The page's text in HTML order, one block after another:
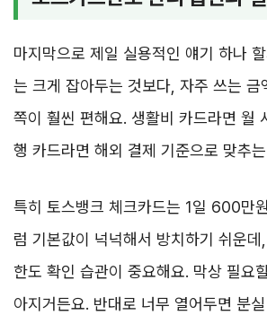
마지막으로 제일 실용적인 얘기 하나
는 크게 잡아두는 것보다, 자주 쓰는 금
쪽이 훨씬 편해요. 생활비 카드라면 월
행 카드라면 해외 결제 기준으로 맞추
특히 토스뱅크 체크카드는 1일 600만
럼 기본값이 넉넉해서 방치하기 쉬운
한도 확인 습관이 중요해요. 막상 필요
아지거든요. 반대로 너무 열어두면 분